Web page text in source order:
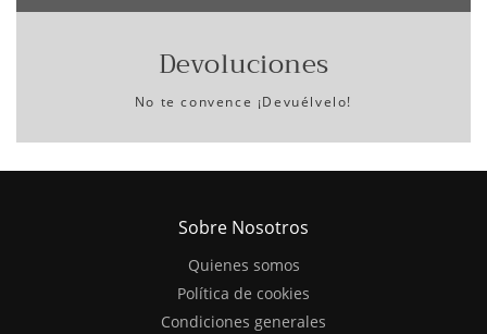
Devoluciones
No te convence ¡Devuélvelo!
Sobre Nosotros
Quienes somos
Política de cookies
Condiciones generales